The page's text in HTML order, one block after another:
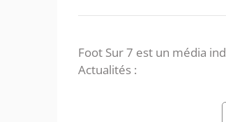
Foot Sur 7 est un média
Actualités :